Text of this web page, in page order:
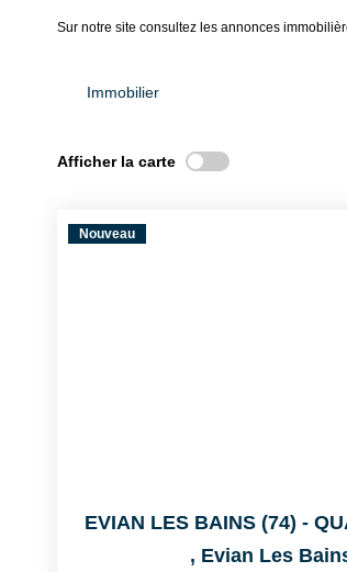
Sur notre site consultez les annonces
Immobilier
Afficher la carte
Nouveau
, Evian Les